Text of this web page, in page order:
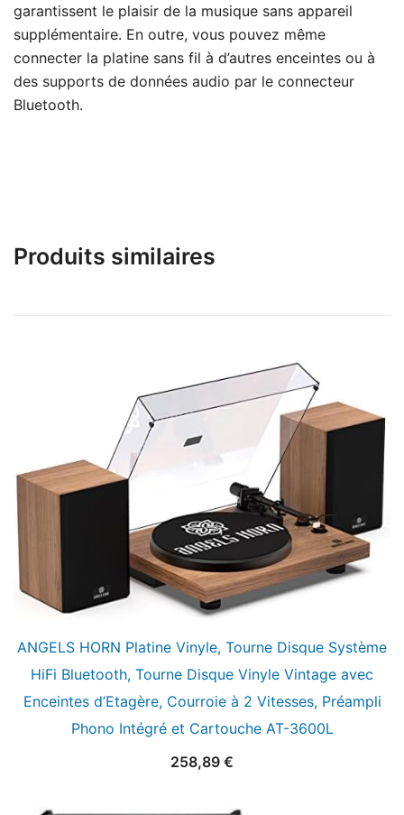
garantissent le plaisir de la musique sans appareil
supplémentaire. En outre, vous pouvez même
connecter la platine sans fil à d’autres enceintes ou à
des supports de données audio par le connecteur
Bluetooth.
Produits similaires
ANGELS HORN Platine Vinyle, Tourne Disque Système
HiFi Bluetooth, Tourne Disque Vinyle Vintage avec
Enceintes d’Etagère, Courroie à 2 Vitesses, Préampli
Phono Intégré et Cartouche AT-3600L
258,89 €